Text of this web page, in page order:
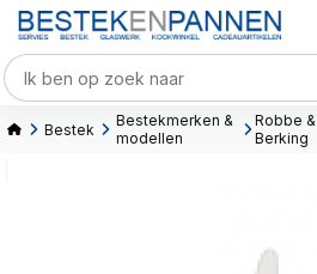
Bestek
Bestekmerken &
modellen
Robbe &
Berking